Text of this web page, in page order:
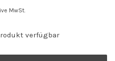
MwSt.
verfügbar